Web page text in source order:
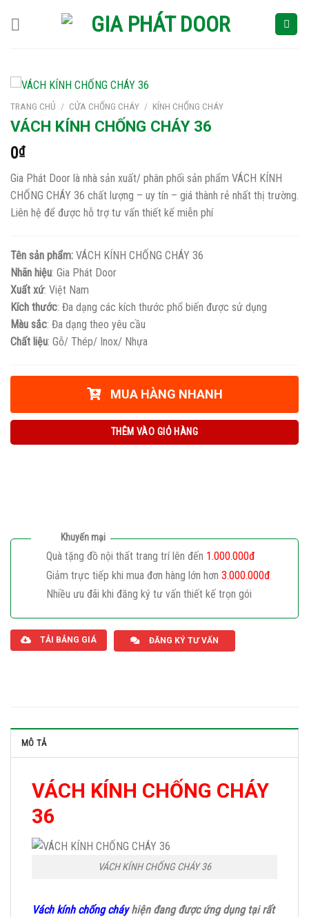
TRANG CHỦ / CỬA CHỐNG CHÁY / KÍNH CHỐNG CHÁY
VÁCH KÍNH CHỐNG CHÁY 36
0₫
Gia Phát Door là nhà sản xuất/ phân phối sản phẩm VÁCH KÍNH
CHỐNG CHÁY 36 chất lượng – uy tín – giá thành rẻ nhất thị trường.
Liên hệ để được hỗ trợ tư vấn thiết kế miễn phí
Tên sản phẩm: VÁCH KÍNH CHỐNG CHÁY 36
Nhãn hiệu: Gia Phát Door
Xuất xứ: Việt Nam
Kích thước: Đa dạng các kích thước phổ biến được sử dụng
Màu sắc: Đa dạng theo yêu cầu
Chất liệu: Gỗ/ Thép/ Inox/ Nhựa
MUA HÀNG NHANH
THÊM VÀO GIỎ HÀNG
Khuyến mại
Quà tặng đồ nội thất trang trí lên đến 1.000.000đ
Giảm trực tiếp khi mua đơn hàng lớn hơn 3.000.000đ
Nhiều ưu đãi khi đăng ký tư vấn thiết kế trọn gói
TẢI BẢNG GIÁ ĐĂNG KÝ TƯ VẤN
MÔ TẢ
VÁCH KÍNH CHỐNG CHÁY
36
VÁCH KÍNH CHỐNG CHÁY 36
Vách kính chống cháyhiện đang được ứng dụng tại rất